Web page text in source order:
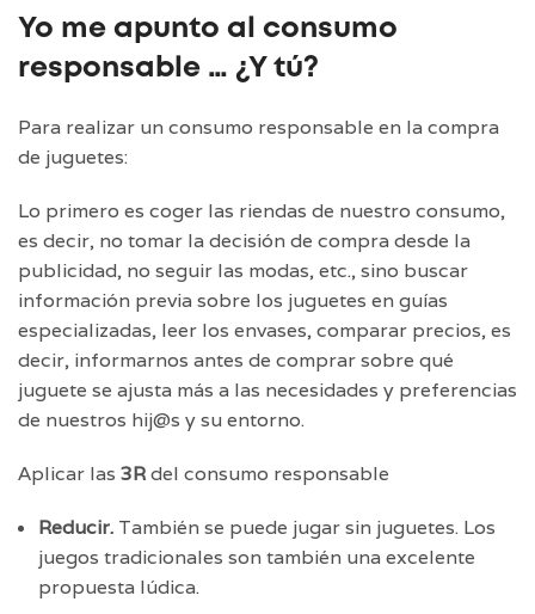
Yo me apunto al consumo
responsable … ¿Y tú?
Para realizar un consumo responsable en la compra
de juguetes:
Lo primero es coger las riendas de nuestro consumo,
es decir, no tomar la decisión de compra desde la
publicidad, no seguir las modas, etc., sino buscar
información previa sobre los juguetes en guías
especializadas, leer los envases, comparar precios, es
decir, informarnos antes de comprar sobre qué
juguete se ajusta más a las necesidades y preferencias
de nuestros hij@s y su entorno.
Aplicar las 3Rdel consumo responsable
Reducir. También se puede jugar sin juguetes. Los
juegos tradicionales son también una excelente
propuesta lúdica.